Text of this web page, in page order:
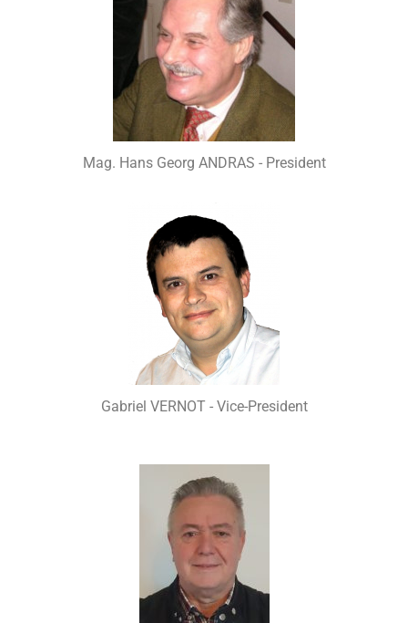
Mag. Hans Georg ANDRAS - President
Gabriel VERNOT - Vice-President